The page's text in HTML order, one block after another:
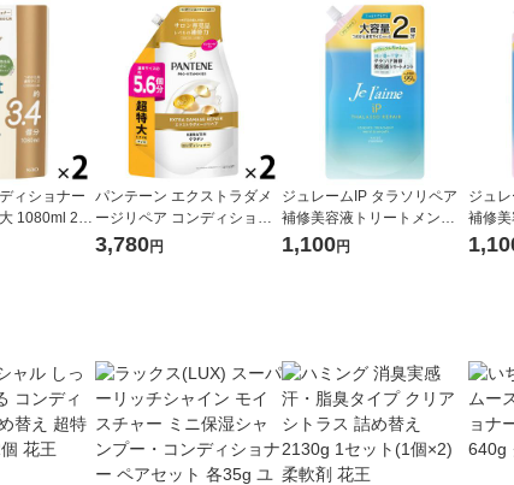
ィショナー
1080ml 2個
パンテーン エクストラダメ
ージリペア コンディショナ
ー 超特大 詰め替え 1700g 2
個 P＆G
3,780円
ジュレームIP タラソリペア
補修美容液トリートメント
モイスト＆スムース 詰替 68
0mL 1個
1,100円
ジュ
補修美
ディー
mL 1個